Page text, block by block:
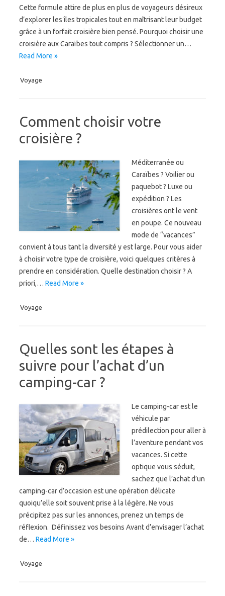
Cette formule attire de plus en plus de voyageurs désireux
d’explorer les îles tropicales tout en maîtrisant leur budget
grâce à un forfait croisière bien pensé. Pourquoi choisir une
croisière aux Caraïbes tout compris ? Sélectionner un…
Read More »
Voyage
Comment choisir votre
croisière ?
Méditerranée ou
Caraïbes ? Voilier ou
paquebot ? Luxe ou
expédition ? Les
croisières ont le vent
en poupe. Ce nouveau
mode de “vacances”
convient à tous tant la diversité y est large. Pour vous aider
à choisir votre type de croisière, voici quelques critères à
prendre en considération. Quelle destination choisir ? A
priori,… Read More »
Voyage
Quelles sont les étapes à
suivre pour l’achat d’un
camping-car ?
Le camping-car est le
véhicule par
prédilection pour aller à
l’aventure pendant vos
vacances. Si cette
optique vous séduit,
sachez que l’achat d’un
camping-car d’occasion est une opération délicate
quoiqu’elle soit souvent prise à la légère. Ne vous
précipitez pas sur les annonces, prenez un temps de
réflexion. Définissez vos besoins Avant d’envisager l’achat
de… Read More »
Voyage